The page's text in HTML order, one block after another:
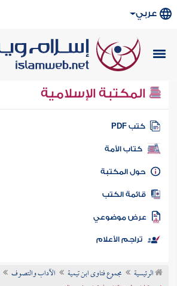
عربي
المكتبة الإسلامية
كتب PDF
كتاب الأمة
المكتبة
الكتب
موضوعي
تراجم الأعلام
الرئيسية مجموع فتاوى ابن تيمية الآداب والتصوف